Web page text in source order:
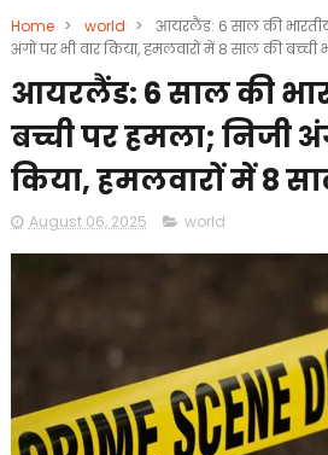
Home > world >
आयरलैंड: 6 साल की
अंगों पर भी वार किया, हमलवारों में 8 साल की बच्ची
आयरलैंड: 6 साल की
बच्ची पर हमला; निजी
किया, हमलवारों में 8
August 06, 2025 world